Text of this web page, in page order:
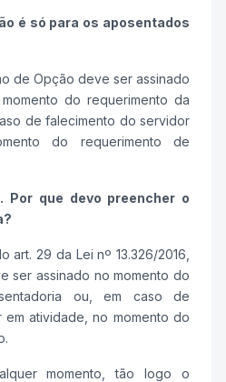
é só para os aposentados
de Opção deve ser assinado
do requerimento da
de falecimento do servidor
do requerimento de
Por que devo preencher o
art. 29 da Lei nº 13.326/2016,
ser assinado no momento do
ou, em caso de
atividade, no momento do
momento, tão logo o